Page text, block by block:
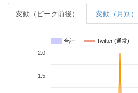
変動（ピーク前後） 変動（月別）
合計 Twitter (通常)
1.5
2.0